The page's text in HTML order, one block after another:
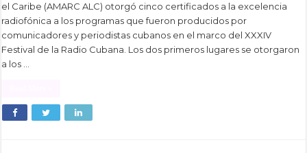
el Caribe (AMARC ALC) otorgó cinco certificados a la excelencia
radiofónica a los programas que fueron producidos por
comunicadores y periodistas cubanos en el marco del XXXIV
Festival de la Radio Cubana. Los dos primeros lugares se otorgaron
a los …